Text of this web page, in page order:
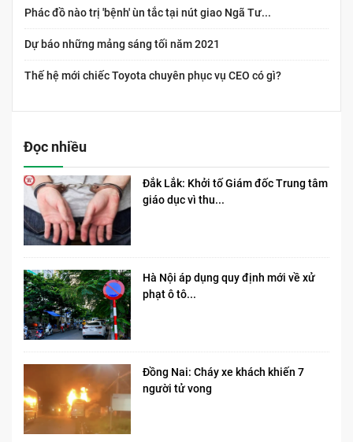
Phác đồ nào trị 'bệnh' ùn tắc tại nút giao Ngã Tư...
Dự báo những mảng sáng tối năm 2021
Thế hệ mới chiếc Toyota chuyên phục vụ CEO có gì?
Đọc nhiều
Đắk Lắk: Khởi tố Giám đốc Trung tâm
giáo dục vì thu...
Hà Nội áp dụng quy định mới về xử
phạt ô tô...
Đồng Nai: Cháy xe khách khiến 7
người tử vong​